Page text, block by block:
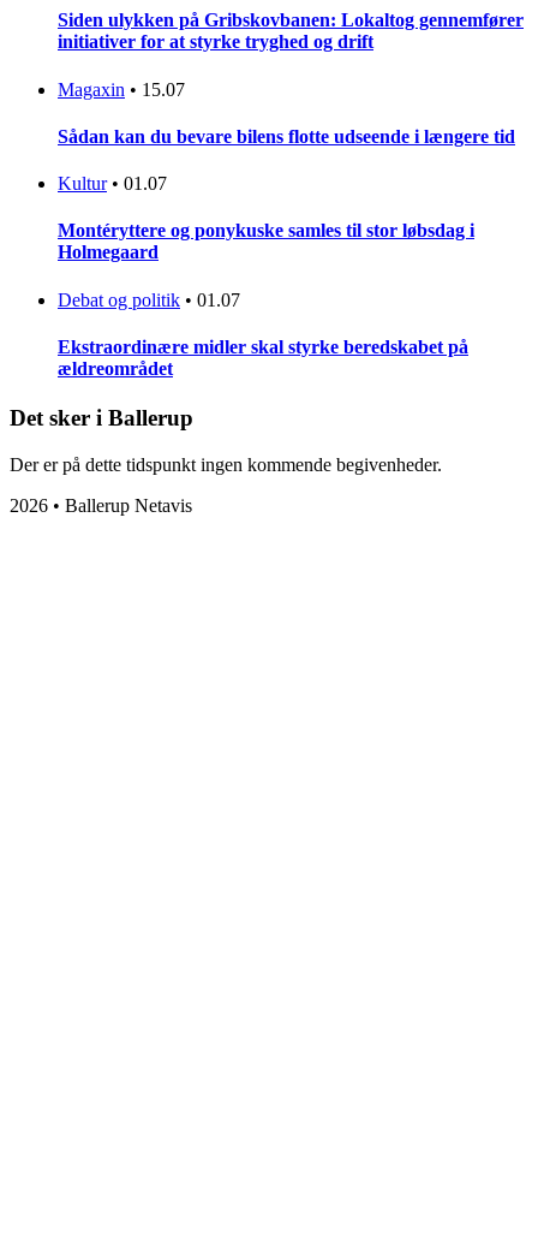
Siden ulykken på Gribskovbanen: Lokaltog gennemfører
initiativer for at styrke tryghed og drift
Magaxin • 15.07
Sådan kan du bevare bilens flotte udseende i længere tid
Kultur • 01.07
Montéryttere og ponykuske samles til stor løbsdag i
Holmegaard
Debat og politik • 01.07
Ekstraordinære midler skal styrke beredskabet på
ældreområdet
Det sker i Ballerup
Der er på dette tidspunkt ingen kommende begivenheder.
2026 • Ballerup Netavis